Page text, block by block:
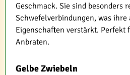
Geschmack. Sie sind besonders
Schwefelverbindungen, was
Eigenschaften verstärkt. Perfekt
Anbraten.
Gelbe Zwiebeln